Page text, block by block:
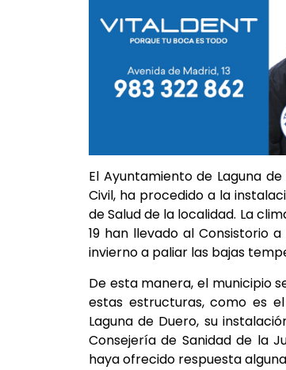
El Ayuntamiento de Laguna
Civil, ha procedido a la
de Salud de la localidad. La
19 han llevado al Consistorio
invierno a paliar las bajas
De esta manera, el municipio
estas estructuras, como es
Laguna de Duero, su
Consejería de Sanidad de la
haya ofrecido respuesta